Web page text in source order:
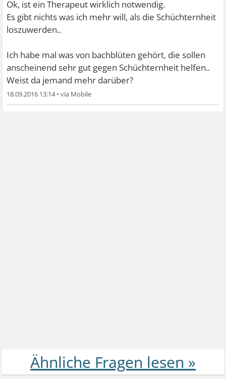
Ok, ist ein Therapeut wirklich notwendig.
Es gibt nichts was ich mehr will, als die Schüchternheit
loszuwerden..
Ich habe mal was von bachblüten gehört, die sollen
anscheinend sehr gut gegen Schüchternheit helfen..
Weist da jemand mehr darüber?
18.09.2016 13:14•